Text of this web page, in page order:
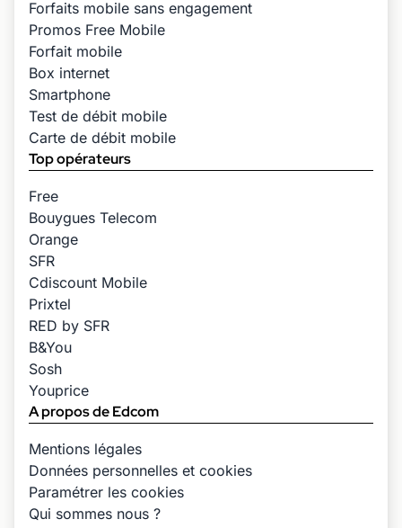
Forfaits mobile sans engagement
Promos Free Mobile
Forfait mobile
Box internet
Smartphone
Test de débit mobile
Carte de débit mobile
Top opérateurs
Free
Bouygues Telecom
Orange
SFR
Cdiscount Mobile
Prixtel
RED by SFR
B&You
Sosh
Youprice
A propos de Edcom
Mentions légales
Données personnelles et cookies
Paramétrer les cookies
Qui sommes nous ?